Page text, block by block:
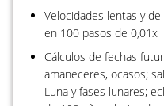
Velocidades lentas y
en 100 pasos de 0,01x
Cálculos de fechas
amaneceres, ocasos;
Luna y fases lunares;